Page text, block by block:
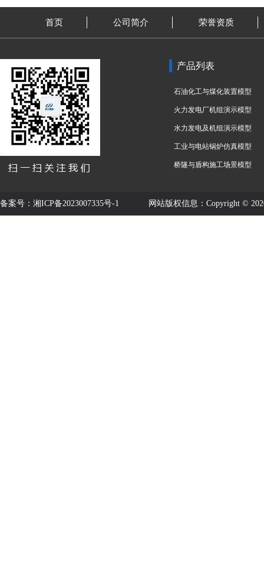
首页 公司简介 荣誉资质
产品列表
石油化工与煤化装置模型
火力发电厂机组演示模型
水力发电及机组演示模型
工业与电站锅炉仿真模型
桥隧与盾构施工场景模型
备案号： 湘ICP备2023007335号-1 网站版权信息：Copyright ©